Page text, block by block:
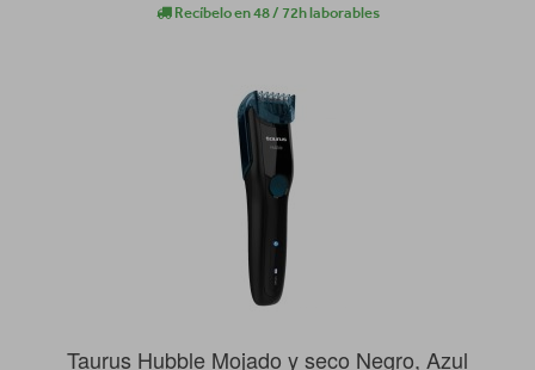
Recíbelo en 48 / 72h laborables
Taurus Hubble Mojado y seco Negro, Azul